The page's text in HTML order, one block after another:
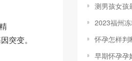
突变。
测男孩女孩最准
2023福州冻精
怀孕怎样判断男孩
早期怀孕孕妇